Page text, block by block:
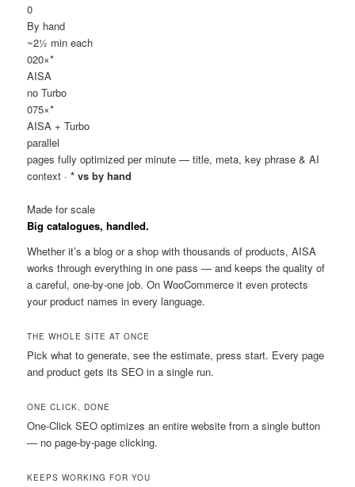
0
By hand
~2½ min each
020×*
AISA
no Turbo
075×*
AISA + Turbo
parallel
pages fully optimized per minute — title, meta, key phrase & AI
context ·* vs by hand
Made for scale
Big catalogues, handled.
Whether it’s a blog or a shop with thousands of products, AISA
works through everything in one pass — and keeps the quality of
a careful, one-by-one job. On WooCommerce it even protects
your product names in every language.
THE WHOLE SITE AT ONCE
Pick what to generate, see the estimate, press start. Every page
and product gets its SEO in a single run.
ONE CLICK, DONE
One-Click SEO optimizes an entire website from a single button
— no page-by-page clicking.
KEEPS WORKING FOR YOU